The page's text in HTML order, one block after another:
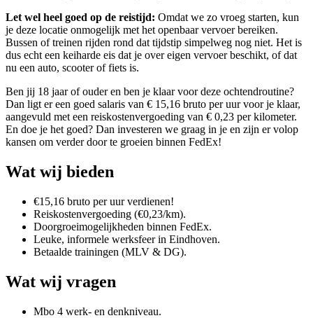
Let wel heel goed op de reistijd: Omdat we zo vroeg starten, kun
je deze locatie onmogelijk met het openbaar vervoer bereiken.
Bussen of treinen rijden rond dat tijdstip simpelweg nog niet. Het is
dus echt een keiharde eis dat je over eigen vervoer beschikt, of dat
nu een auto, scooter of fiets is.
Ben jij 18 jaar of ouder en ben je klaar voor deze ochtendroutine?
Dan ligt er een goed salaris van € 15,16 bruto per uur voor je klaar,
aangevuld met een reiskostenvergoeding van € 0,23 per kilometer.
En doe je het goed? Dan investeren we graag in je en zijn er volop
kansen om verder door te groeien binnen FedEx!
Wat wij bieden
€15,16 bruto per uur verdienen!
Reiskostenvergoeding (€0,23/km).
Doorgroeimogelijkheden binnen FedEx.
Leuke, informele werksfeer in Eindhoven.
Betaalde trainingen (MLV & DG).
Wat wij vragen
Mbo 4 werk- en denkniveau.